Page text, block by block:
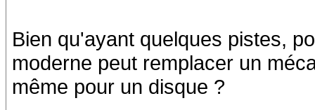
Bien qu'ayant quelques pistes,
moderne peut remplacer un
même pour un disque ?